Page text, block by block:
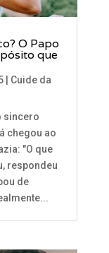
O Papo
que
| Cuide da
sincero
chegou ao
"O que
respondeu
de